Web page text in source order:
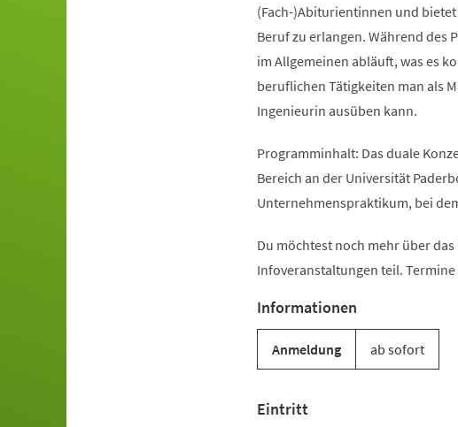
(Fach-)Abiturientinnen und
Beruf zu erlangen. Während des
im Allgemeinen abläuft, was es
beruflichen Tätigkeiten man als
Ingenieurin ausüben kann.
Programminhalt: Das duale
Bereich an der Universität
Unternehmenspraktikum, bei
Du möchtest noch mehr über
Infoveranstaltungen teil.
Informationen
Anmeldung ab sofort
Eintritt